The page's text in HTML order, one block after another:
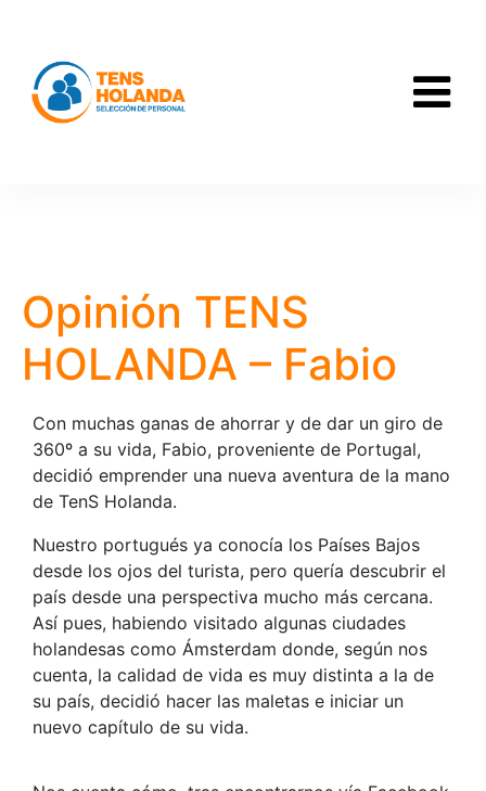
Opinión TENS
HOLANDA – Fabio
Con muchas ganas de ahorrar y de dar un giro de
360º a su vida, Fabio, proveniente de Portugal,
decidió emprender una nueva aventura de la mano
de TenS Holanda.
Nuestro portugués ya conocía los Países Bajos
desde los ojos del turista, pero quería descubrir el
país desde una perspectiva mucho más cercana.
Así pues, habiendo visitado algunas ciudades
holandesas como Ámsterdam donde, según nos
cuenta, la calidad de vida es muy distinta a la de
su país, decidió hacer las maletas e iniciar un
nuevo capítulo de su vida.